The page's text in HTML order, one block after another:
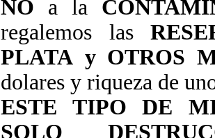
NO a la
regalemos las
PLATA y OTROS
dolares y riqueza de
ESTE TIPO DE
SOLO